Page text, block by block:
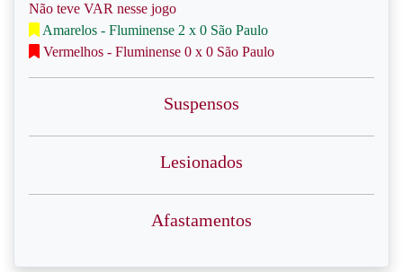
Não teve VAR nesse jogo
Amarelos - Fluminense 2 x 0 São Paulo
Vermelhos - Fluminense 0 x 0 São Paulo
Suspensos
Lesionados
Afastamentos